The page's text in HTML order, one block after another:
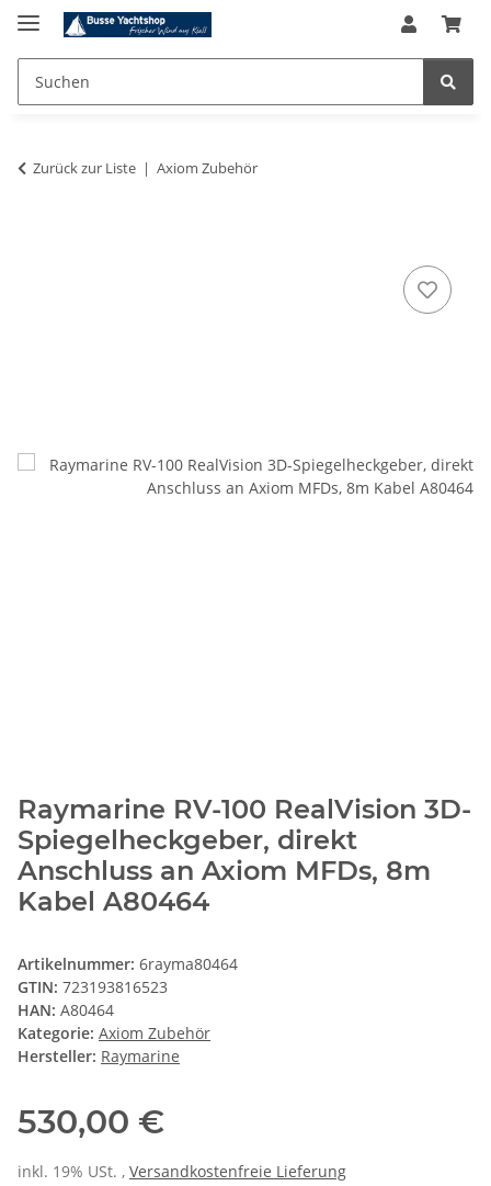
Zurück zur Liste Axiom Zubehör
Raymarine RV-100 RealVision 3D-
Spiegelheckgeber, direkt
Anschluss an Axiom MFDs, 8m
Kabel A80464
Artikelnummer: 6rayma80464
GTIN: 723193816523
HAN: A80464
Kategorie: Axiom Zubehör
Hersteller: Raymarine
530,00 €
inkl. 19% USt. , Versandkostenfreie Lieferung